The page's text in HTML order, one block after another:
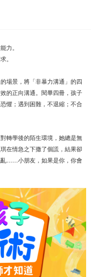
力。
。
場景，將「非暴力溝通」的四
的正向溝通。閱畢四冊，孩子
懼；遇到困難，不退縮；不合
轉學後的陌生環境，她總是無
在情急之下撒了個謊，結果卻
亂……小朋友，如果是你，你會